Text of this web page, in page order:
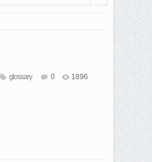
glossary 0 1896